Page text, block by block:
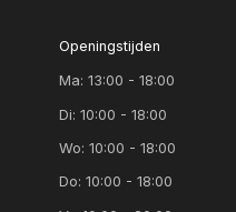
Openingstijden
Ma: 13:00 - 18:00
Di: 10:00 - 18:00
Wo: 10:00 - 18:00
Do: 10:00 - 18:00